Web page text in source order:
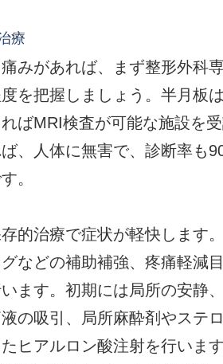
療
みがあれば、まず整形外科
を把握しましょう。半月板
ばMRI検査が可能な施設を
、人体に無害で、診断率も
。
的治療で症状が軽快します
などの補助補強、疼痛軽減
ます。初期には局所の安静
の吸引、局所麻酔剤やステ
ヒアルロン酸注射を行いま